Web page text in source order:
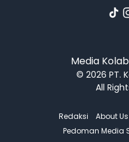
Media
© 2026 PT.
All
Redaksi About Us
Pedoman Media